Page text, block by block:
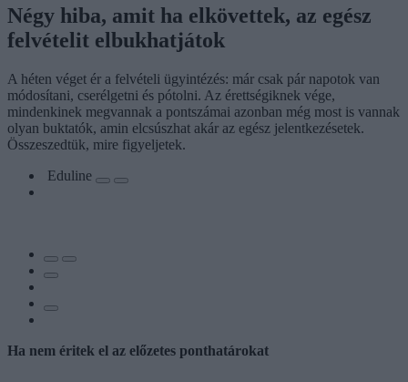
Négy hiba, amit ha elkövettek, az egész
felvételit elbukhatjátok
A héten véget ér a felvételi ügyintézés: már csak pár napotok van
módosítani, cserélgetni és pótolni. Az érettségiknek vége,
mindenkinek megvannak a pontszámai azonban még most is vannak
olyan buktatók, amin elcsúszhat akár az egész jelentkezésetek.
Összeszedtük, mire figyeljetek.
Eduline
Ha nem éritek el az előzetes ponthatárokat